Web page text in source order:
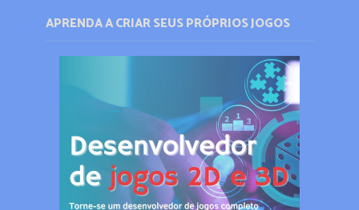
APRENDA A CRIAR SEUS PRÓPRIOS JOGOS